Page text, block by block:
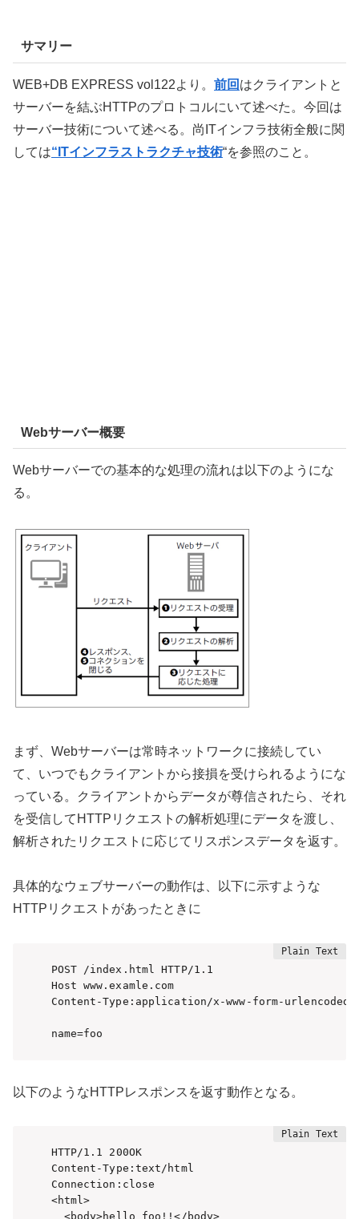
サマリー
WEB+DB EXPRESS vol122より。 前回 はクライアントと
サーバーを結ぶHTTPのプロトコルにいて述べた。今回は
サーバー技術について述べる。尚ITインフラ技術全般に関
しては“ITインフラストラクチャ技術“を参照のこと。
Webサーバー概要
Webサーバーでの基本的な処理の流れは以下のようにな
る。
まず、Webサーバーは常時ネットワークに接続してい
て、いつでもクライアントから接損を受けられるようにな
っている。クライアントからデータが尊信されたら、それ
を受信してHTTPリクエストの解析処理にデータを渡し、
解析されたリクエストに応じてリスポンスデータを返す。
具体的なウェブサーバーの動作は、以下に示すような
HTTPリクエストがあったときに
POST /index.html HTTP/1.1
Host www.examle.com
Content-Type:application/x-www-form-urlencoded
name=foo
以下のようなHTTPレスポンスを返す動作となる。
HTTP/1.1 200OK
Content-Type:text/html
Connection:close
<html>
  <body>hello foo!!</body>